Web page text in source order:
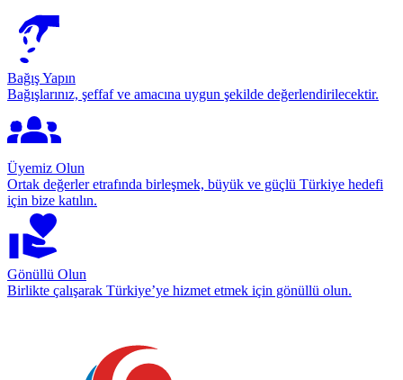
Bağış Yapın
Bağışlarınız, şeffaf ve amacına uygun şekilde değerlendirilecektir.
Üyemiz Olun
Ortak değerler etrafında birleşmek, büyük ve güçlü Türkiye hedefi
için bize katılın.
Gönüllü Olun
Birlikte çalışarak Türkiye’ye hizmet etmek için gönüllü olun.